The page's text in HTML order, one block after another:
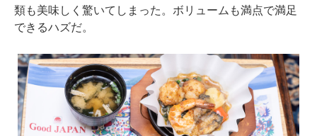
類も美味しく驚いてしまった。ボリュームも満点で満足
できるハズだ。